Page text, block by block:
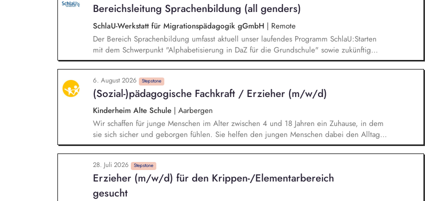
Bereichsleitung Sprachenbildung (all genders)
SchlaU-Werkstatt für Migrationspädagogik gGmbH | Remote
Der Bereich Sprachenbildung umfasst aktuell unser laufendes Programm SchlaU:Starten
mit dem Schwerpunkt "Alphabetisierung in DaZ für die Grundschule" sowie zukünftig
weitere auf Unterrichtsmaterial bezogene Projekte mit den Schwerpunkten
sprachensensibles und rassismuskritisches Deutschlernen von der Grundschule bis in die
Berufliche Bildung. Der Bereich Sprachenbildung entwickelt in seinen Projekten dazu
zielgruppengerechte und innovative Unterrichtsmaterialien und begleitet pädagogische
Fachkräfte mit daran angeschlossenen Weiterbildungsangeboten online wie offline.
6. August 2026 Stepstone
(Sozial-)pädagogische Fachkraft / Erzieher (m/w/d)
Kinderheim Alte Schule | Aarbergen
Wir schaffen für junge Menschen im Alter zwischen 4 und 18 Jahren ein Zuhause, in dem
sie sich sicher und geborgen fühlen. Sie helfen den jungen Menschen dabei den Alltag
zu meistern. Ihre Aufgaben reichen von der Hausaufgabenbetreuung, über gemeinsame
Mahlzeitenzubereitung und Nachtbereitschaft bis hin zu intensivpädagogischen
Aktivitäten. Da wir im Bezugsbetreuungssystem arbeiten, fallen ebenso Elterngespräche
mit Lehrern und ggf. Therapeuten in Ihr Aufgabengebiet.
28. Juli 2026 Stepstone
Erzieher (m/w/d) für den Krippen-/Elementarbereich
gesucht